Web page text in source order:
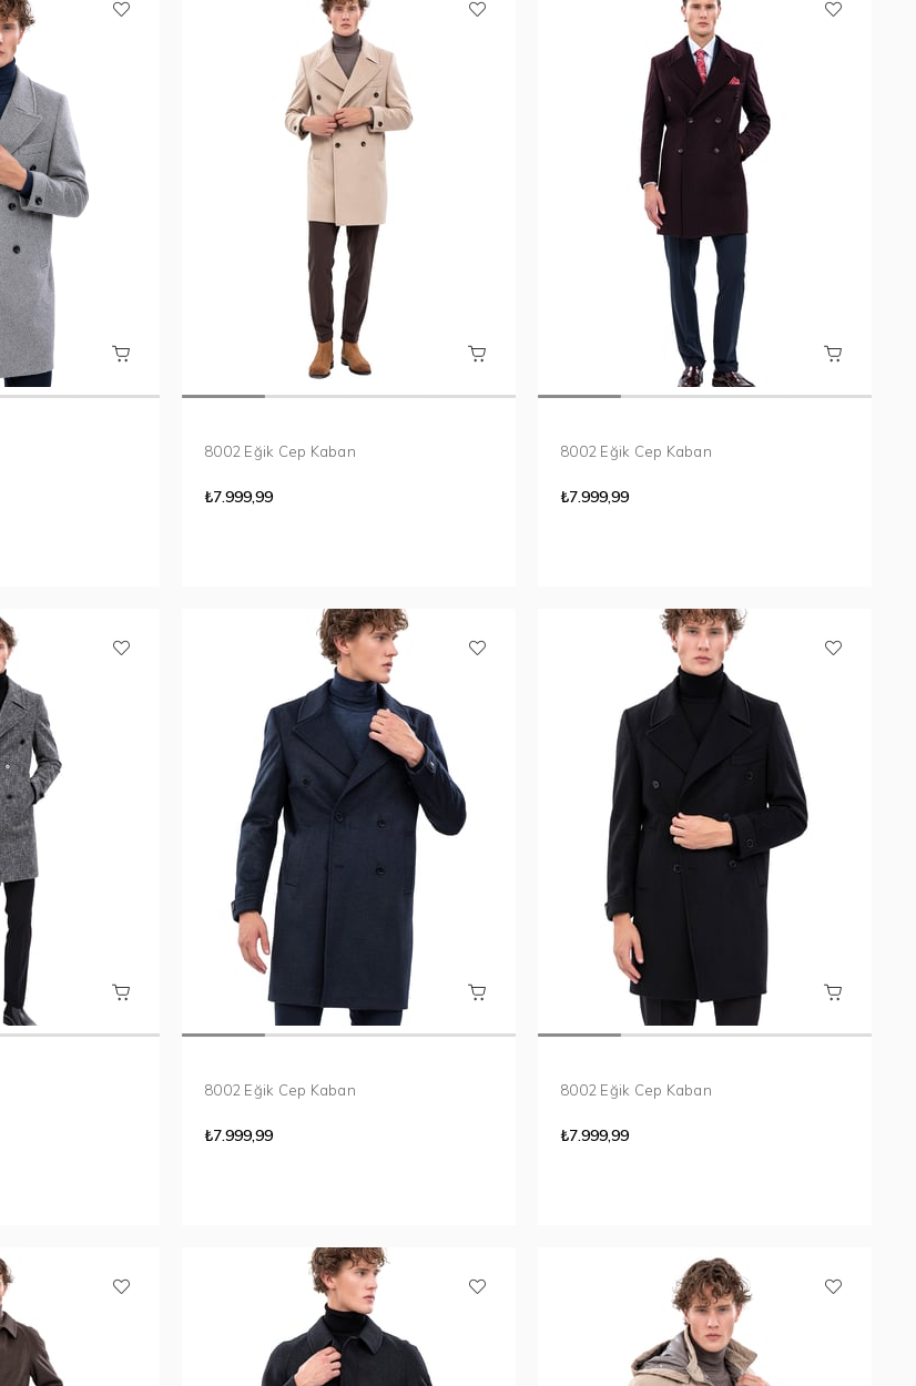
8002 Eğik Cep Kaban
₺7.999,99
8002 Eğik Cep Kaban
₺7.999,99
8002 Eğik Cep Kaban
₺7.999,99
8002 Eğik Cep Kaban
₺7.999,99